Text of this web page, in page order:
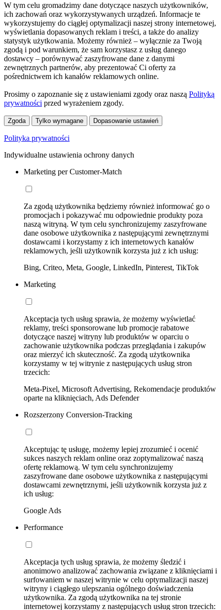
W tym celu gromadzimy dane dotyczące naszych użytkowników,
ich zachowań oraz wykorzystywanych urządzeń. Informacje te
wykorzystujemy do ciągłej optymalizacji naszej strony internetowej,
wyświetlania dopasowanych reklam i treści, a także do analizy
statystyk użytkowania. Możemy również – wyłącznie za Twoją
zgodą i pod warunkiem, że sam korzystasz z usług danego
dostawcy – porównywać zaszyfrowane dane z danymi
zewnętrznych partnerów, aby prezentować Ci oferty za
pośrednictwem ich kanałów reklamowych online.
Prosimy o zapoznanie się z ustawieniami zgody oraz naszą Polityką
prywatności przed wyrażeniem zgody.
Zgoda Tylko wymagane Dopasowanie ustawień
Polityka prywatności
Indywidualne ustawienia ochrony danych
Marketing per Customer-Match
Za zgodą użytkownika będziemy również informować go o
promocjach i pokazywać mu odpowiednie produkty poza
naszą witryną. W tym celu synchronizujemy zaszyfrowane
dane osobowe użytkownika z następującymi zewnętrznymi
dostawcami i korzystamy z ich internetowych kanałów
reklamowych, jeśli użytkownik korzysta już z ich usług:
Bing, Criteo, Meta, Google, LinkedIn, Pinterest, TikTok
Marketing
Akceptacja tych usług sprawia, że możemy wyświetlać
reklamy, treści sponsorowane lub promocje rabatowe
dotyczące naszej witryny lub produktów w oparciu o
zachowanie użytkownika podczas przeglądania i zakupów
oraz mierzyć ich skuteczność. Za zgodą użytkownika
korzystamy w tej witrynie z następujących usług stron
trzecich:
Meta-Pixel, Microsoft Advertising, Rekomendacje produktów
oparte na kliknięciach, Ads Defender
Rozszerzony Conversion-Tracking
Akceptując tę usługę, możemy lepiej zrozumieć i ocenić
sukces naszych reklam online oraz zoptymalizować naszą
ofertę reklamową. W tym celu synchronizujemy
zaszyfrowane dane osobowe użytkownika z następującymi
dostawcami zewnętrznymi, jeśli użytkownik korzysta już z
ich usług:
Google Ads
Performance
Akceptacja tych usług sprawia, że możemy śledzić i
anonimowo analizować zachowania związane z kliknięciami i
surfowaniem w naszej witrynie w celu optymalizacji naszej
witryny i ciągłego ulepszania ogólnego doświadczenia
użytkownika. Za zgodą użytkownika na tej stronie
internetowej korzystamy z następujących usług stron trzecich: